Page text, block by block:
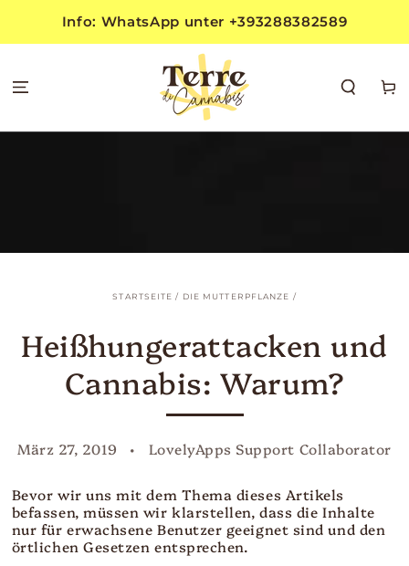
SPRINGENInfo: WhatsApp unter +393288382589
STARTSEITE / DIE MUTTERPFLANZE /
Heißhungerattacken und
Cannabis: Warum?
März 27, 2019 LovelyApps Support Collaborator
Bevor wir uns mit dem Thema dieses Artikels
befassen, müssen wir klarstellen, dass die Inhalte
nur für erwachsene Benutzer geeignet sind und den
örtlichen Gesetzen entsprechen.